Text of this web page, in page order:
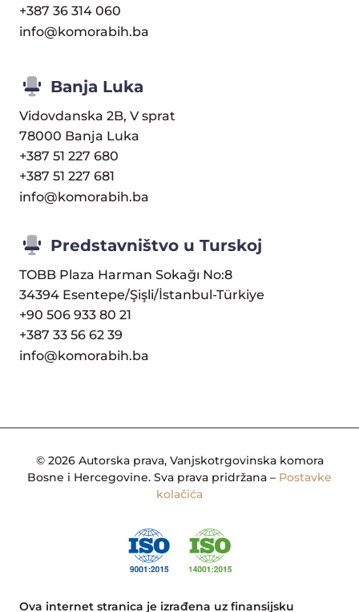
+387 36 314 060
info@komorabih.ba
Banja Luka
Vidovdanska 2B, V sprat
78000 Banja Luka
+387 51 227 680
+387 51 227 681
info@komorabih.ba
Predstavništvo u Turskoj
TOBB Plaza Harman Sokağı No:8
34394 Esentepe/Şişli/İstanbul-Türkiye
+90 506 933 80 21
+387 33 56 62 39
info@komorabih.ba
© 2026 Autorska prava, Vanjskotrgovinska komora
Bosne i Hercegovine. Sva prava pridržana – Postavke
kolačića
Ova internet stranica je izrađena uz finansijsku